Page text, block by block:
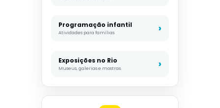
Programação infantil
Atividades para famílias
Exposições no Rio
Museus, galerias e mostras